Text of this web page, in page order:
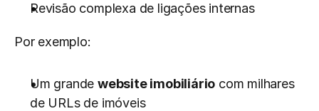
Revisão complexa de ligações internas
Por exemplo:
Um grande website imobiliário com milhares
de URLs de imóveis